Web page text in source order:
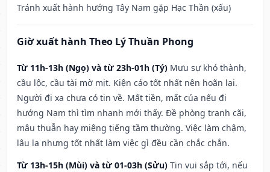
Tránh xuất hành hướng Tây Nam gặp Hạc Thần (xấu)
Giờ xuất hành Theo Lý Thuần Phong
Từ 11h-13h (Ngọ) và từ 23h-01h (Tý) Mưu sự khó thành,
cầu lộc, cầu tài mờ mịt. Kiện cáo tốt nhất nên hoãn lại.
Người đi xa chưa có tin về. Mất tiền, mất của nếu đi
hướng Nam thì tìm nhanh mới thấy. Đề phòng tranh cãi,
mâu thuẫn hay miệng tiếng tầm thường. Việc làm chậm,
lâu la nhưng tốt nhất làm việc gì đều cần chắc chắn.
Từ 13h-15h (Mùi) và từ 01-03h (Sửu) Tin vui sắp tới, nếu